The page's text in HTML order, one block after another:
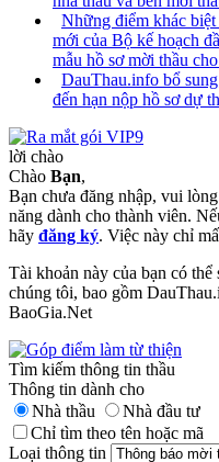
Những điểm khác
mới của Bộ kế hoạch
mẫu hồ sơ mời thầu
DauThau.info bổ
đến hạn nộp hồ sơ dự
lời chào
Chào Bạn,
Bạn chưa đăng nhập, vui lòng
năng dành cho thành viên.
hãy đăng ký. Việc này chỉ
Tài khoản này của bạn có thể
chúng tôi, bao gồm
BaoGia.Net
Tìm kiếm thông tin thầu
Thông tin dành cho
Nhà thầu
Nhà đầu tư
Chỉ tìm theo tên hoặc mã
Loại thông tin